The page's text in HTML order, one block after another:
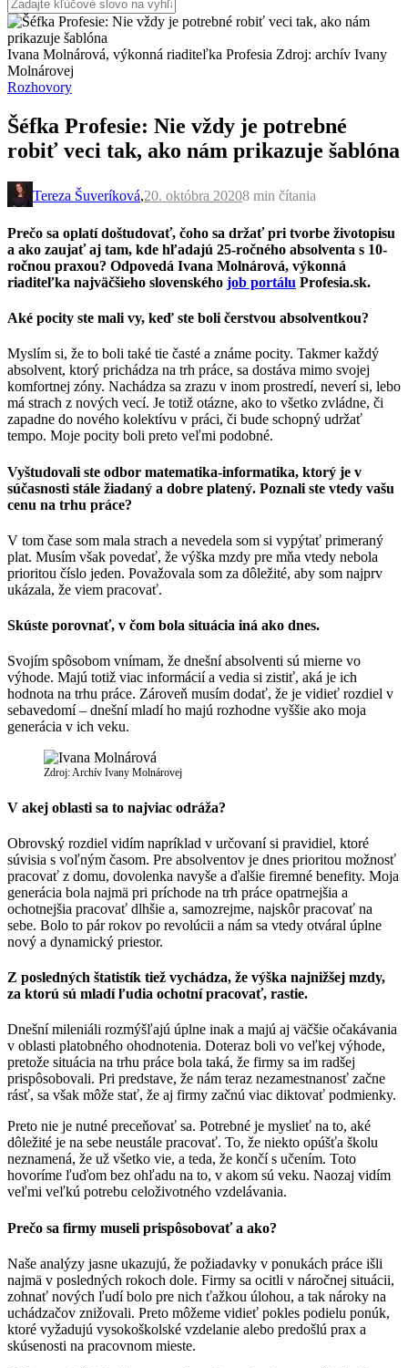
Ivana Molnárová, výkonná riaditeľka Profesia Zdroj: archív Ivany
Molnárovej
Rozhovory
Šéfka Profesie: Nie vždy je potrebné
robiť veci tak, ako nám prikazuje šablóna
Tereza Šuveríková,20. októbra 20208 min čítania
Prečo sa oplatí doštudovať, čoho sa držať pri tvorbe životopisu
a ako zaujať aj tam, kde hľadajú 25-ročného absolventa s 10-
ročnou praxou? Odpovedá Ivana Molnárová, výkonná
riaditeľka najväčšieho slovenského job portálu Profesia.sk.
Aké pocity ste mali vy, keď ste boli čerstvou absolventkou?
Myslím si, že to boli také tie časté a známe pocity. Takmer každý
absolvent, ktorý prichádza na trh práce, sa dostáva mimo svojej
komfortnej zóny. Nachádza sa zrazu v inom prostredí, neverí si, lebo
má strach z nových vecí. Je totiž otázne, ako to všetko zvládne, či
zapadne do nového kolektívu v práci, či bude schopný udržať
tempo. Moje pocity boli preto veľmi podobné.
Vyštudovali ste odbor matematika-informatika, ktorý je v
súčasnosti stále žiadaný a dobre platený. Poznali ste vtedy vašu
cenu na trhu práce?
V tom čase som mala strach a nevedela som si vypýtať primeraný
plat. Musím však povedať, že výška mzdy pre mňa vtedy nebola
prioritou číslo jeden. Považovala som za dôležité, aby som najprv
ukázala, že viem pracovať.
Skúste porovnať, v čom bola situácia iná ako dnes.
Svojím spôsobom vnímam, že dnešní absolventi sú mierne vo
výhode. Majú totiž viac informácií a vedia si zistiť, aká je ich
hodnota na trhu práce. Zároveň musím dodať, že je vidieť rozdiel v
sebavedomí – dnešní mladí ho majú rozhodne vyššie ako moja
generácia v ich veku.
Zdroj: Archív Ivany Molnárovej
V akej oblasti sa to najviac odráža?
Obrovský rozdiel vidím napríklad v určovaní si pravidiel, ktoré
súvisia s voľným časom. Pre absolventov je dnes prioritou možnosť
pracovať z domu, dovolenka navyše a ďalšie firemné benefity. Moja
generácia bola najmä pri príchode na trh práce opatrnejšia a
ochotnejšia pracovať dlhšie a, samozrejme, najskôr pracovať na
sebe. Bolo to pár rokov po revolúcii a nám sa vtedy otváral úplne
nový a dynamický priestor.
Z posledných štatistík tiež vychádza, že výška najnižšej mzdy,
za ktorú sú mladí ľudia ochotní pracovať, rastie.
Dnešní mileniáli rozmýšľajú úplne inak a majú aj väčšie očakávania
v oblasti platobného ohodnotenia. Doteraz boli vo veľkej výhode,
pretože situácia na trhu práce bola taká, že firmy sa im radšej
prispôsobovali. Pri predstave, že nám teraz nezamestnanosť začne
rásť, sa však môže stať, že aj firmy začnú viac diktovať podmienky.
Preto nie je nutné preceňovať sa. Potrebné je myslieť na to, aké
dôležité je na sebe neustále pracovať. To, že niekto opúšťa školu
neznamená, že už všetko vie, a teda, že končí s učením. Toto
hovoríme ľuďom bez ohľadu na to, v akom sú veku. Naozaj vidím
veľmi veľkú potrebu celoživotného vzdelávania.
Prečo sa firmy museli prispôsobovať a ako?
Naše analýzy jasne ukazujú, že požiadavky v ponukách práce išli
najmä v posledných rokoch dole. Firmy sa ocitli v náročnej situácii,
zohnať nových ľudí bolo pre nich ťažkou úlohou, a tak nároky na
uchádzačov znižovali. Preto môžeme vidieť pokles podielu ponúk,
ktoré vyžadujú vysokoškolské vzdelanie alebo predošlú prax a
skúsenosti na pracovnom mieste.